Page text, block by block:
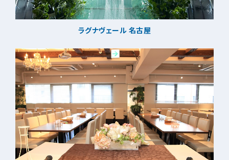
ラグナヴェール 名古屋